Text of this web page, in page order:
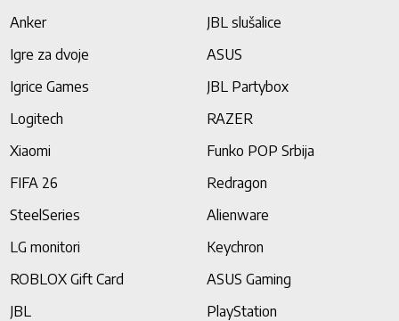
Anker
JBL slušalice
Igre za dvoje
ASUS
Igrice Games
JBL Partybox
Logitech
RAZER
Xiaomi
Funko POP Srbija
FIFA 26
Redragon
SteelSeries
Alienware
LG monitori
Keychron
ROBLOX Gift Card
ASUS Gaming
JBL
PlayStation